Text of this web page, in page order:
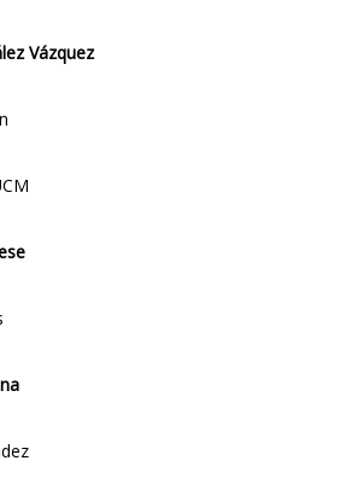
Vázquez